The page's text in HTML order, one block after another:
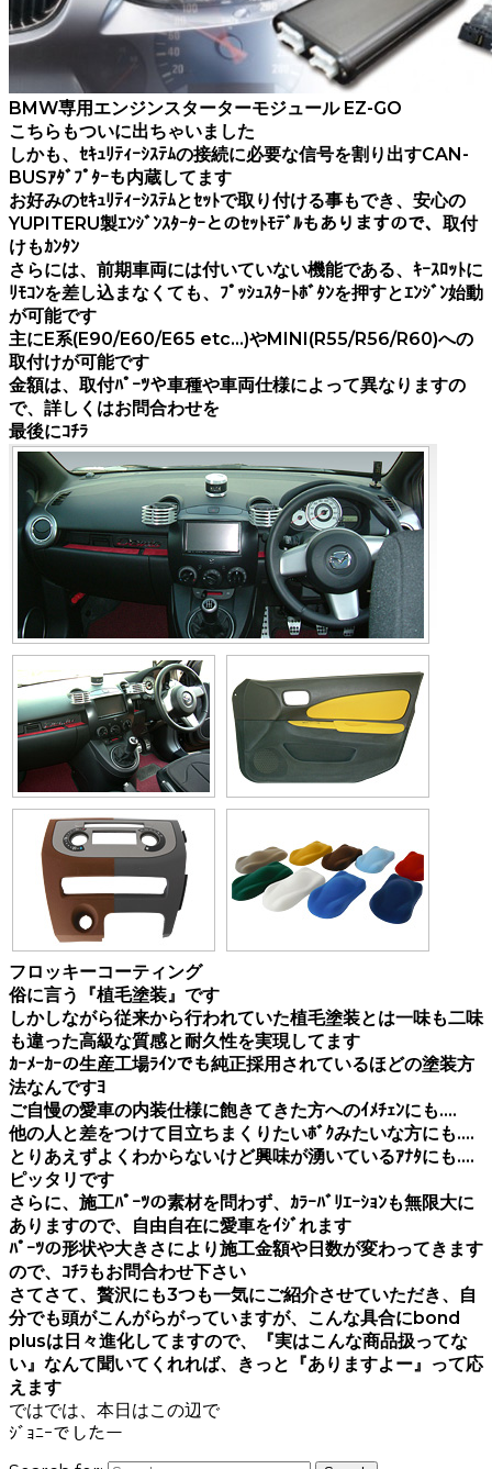
BMW専用エンジンスターターモジュール EZ-GO
こちらもついに出ちゃいました
しかも、ｾｷｭﾘﾃｨｰｼｽﾃﾑの接続に必要な信号を割り出すCAN-
BUSｱﾀﾞﾌﾟﾀｰも内蔵してます
お好みのｾｷｭﾘﾃｨｰｼｽﾃﾑとｾｯﾄで取り付ける事もでき、安心の
YUPITERU製ｴﾝｼﾞﾝｽﾀｰﾀｰとのｾｯﾄﾓﾃﾞﾙもありますので、取付
けもｶﾝﾀﾝ
さらには、前期車両には付いていない機能である、ｷｰｽﾛｯﾄに
ﾘﾓｺﾝを差し込まなくても、ﾌﾟｯｼｭｽﾀｰﾄﾎﾞﾀﾝを押すとｴﾝｼﾞﾝ始動
が可能です
主にE系(E90/E60/E65 etc…)やMINI(R55/R56/R60)への
取付けが可能です
金額は、取付ﾊﾟｰﾂや車種や車両仕様によって異なりますの
で、詳しくはお問合わせを
最後にｺﾁﾗ
フロッキーコーティング
俗に言う『植毛塗装』です
しかしながら従来から行われていた植毛塗装とは一味も二味
も違った高級な質感と耐久性を実現してます
ｶｰﾒｰｶｰの生産工場ﾗｲﾝでも純正採用されているほどの塗装方
法なんですﾖ
ご自慢の愛車の内装仕様に飽きてきた方へのｲﾒﾁｪﾝにも….
他の人と差をつけて目立ちまくりたいﾎﾞｸみたいな方にも….
とりあえずよくわからないけど興味が湧いているｱﾅﾀにも….
ピッタリです
さらに、施工ﾊﾟｰﾂの素材を問わず、ｶﾗｰﾊﾞﾘｴｰｼｮﾝも無限大に
ありますので、自由自在に愛車をｲｼﾞれます
ﾊﾟｰﾂの形状や大きさにより施工金額や日数が変わってきます
ので、ｺﾁﾗもお問合わせ下さい
さてさて、贅沢にも3つも一気にご紹介させていただき、自
分でも頭がこんがらがっていますが、こんな具合にbond
plusは日々進化してますので、『実はこんな商品扱ってな
い』なんて聞いてくれれば、きっと『ありますよー』って応
えます
ではでは、本日はこの辺で
ｼﾞｮﾆｰでしたー